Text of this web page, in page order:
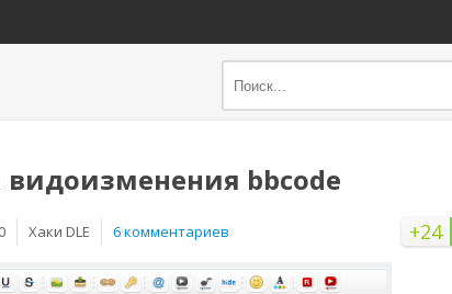
видоизменения bbcode
+24
Хаки DLE 6 комментариев